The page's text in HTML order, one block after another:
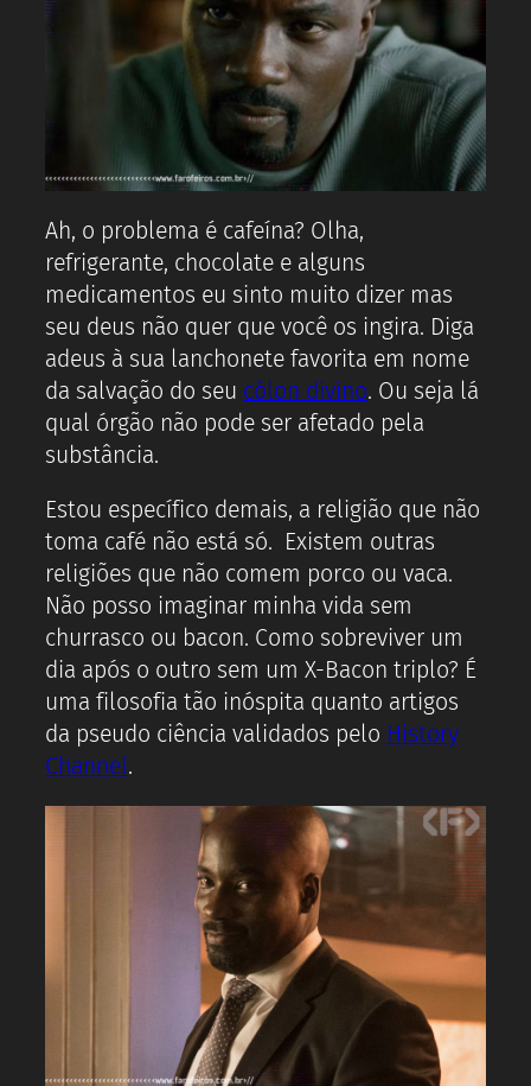
Ah, o problema é cafeína? Olha,
refrigerante, chocolate e alguns
medicamentos eu sinto muito dizer mas
seu deus não quer que você os ingira. Diga
adeus à sua lanchonete favorita em nome
da salvação do seu cólon divino. Ou seja lá
qual órgão não pode ser afetado pela
substância.
Estou específico demais, a religião que não
toma café não está só. Existem outras
religiões que não comem porco ou vaca.
Não posso imaginar minha vida sem
churrasco ou bacon. Como sobreviver um
dia após o outro sem um X-Bacon triplo? É
uma filosofia tão inóspita quanto artigos
da pseudo ciência validados pelo History
Channel.